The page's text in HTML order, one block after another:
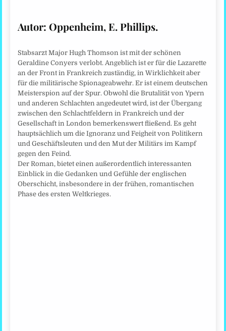
Autor: Oppenheim, E. Phillips.
Stabsarzt Major Hugh Thomson ist mit der schönen
Geraldine Conyers verlobt. Angeblich ist er für die Lazarette
an der Front in Frankreich zuständig, in Wirklichkeit aber
für die militärische Spionageabwehr. Er ist einem deutschen
Meisterspion auf der Spur. Obwohl die Brutalität von Ypern
und anderen Schlachten angedeutet wird, ist der Übergang
zwischen den Schlachtfeldern in Frankreich und der
Gesellschaft in London bemerkenswert fließend. Es geht
hauptsächlich um die Ignoranz und Feigheit von Politikern
und Geschäftsleuten und den Mut der Militärs im Kampf
gegen den Feind.
Der Roman, bietet einen außerordentlich interessanten
Einblick in die Gedanken und Gefühle der englischen
Oberschicht, insbesondere in der frühen, romantischen
Phase des ersten Weltkrieges.